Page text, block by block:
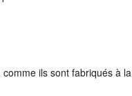
ils sont fabriqués à